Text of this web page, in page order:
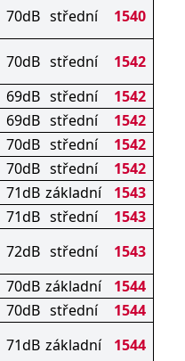
70dB střední
1540
70dB střední
1542
69dB střední
1542
69dB střední
1542
70dB střední
1542
70dB střední
1542
71dB základní
1543
71dB střední
1543
72dB střední
1543
70dB základní
1544
70dB střední
1544
71dB základní
1544